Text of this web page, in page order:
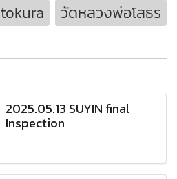
tokura วัดหลวงพ่อโสธร
2025.05.13 SUYIN final
Inspection